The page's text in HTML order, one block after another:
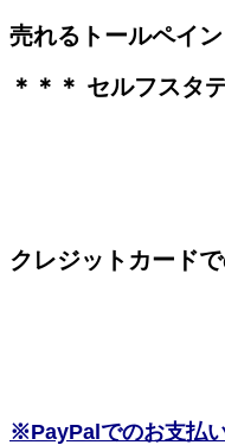
売れるトールペイ
＊＊＊ セルフスタ
クレジットカード
※PayPalでのお支払い